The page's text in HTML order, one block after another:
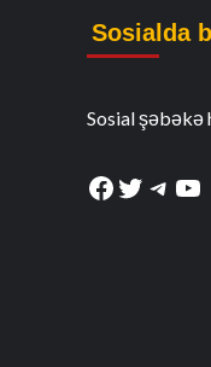
Sosialda
Sosial şəbəkə
Facebook
Twitter